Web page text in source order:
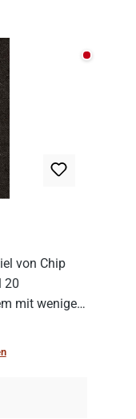
Nicht
von Chip
20
mit wenigen,
muss es
werden.